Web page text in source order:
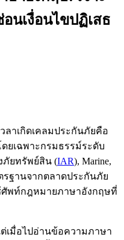
นเงื่อนไขปฏิเสธ
าเกิดเคลมประกันภัยคือ
ดยเฉพาะกรมธรรม์ระดับ
ภัยทรัพย์สิน (IAR), Marine,
รฐานจากตลาดประกันภัย
ศัพท์กฎหมายภาษาอังกฤษที่
มื่อไปอ่านข้อความภาษา